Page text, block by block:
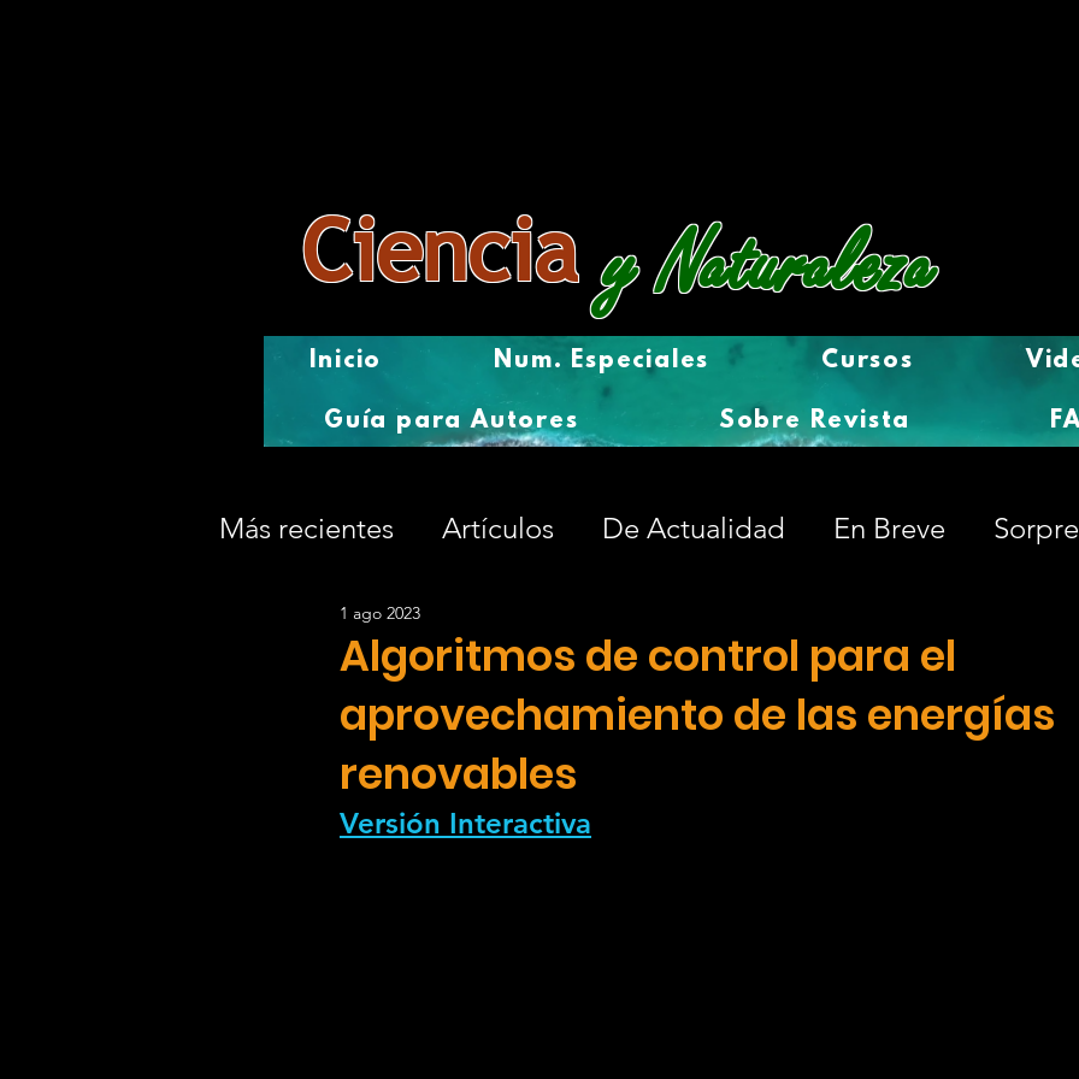
Cienciay Naturaleza
Inicio Num. Especiales Cursos
Guía para Autores Sobre Revista
Más recientes Artículos De Actualidad En Breve
Trayectoria
Algoritmos de control para el
aprovechamiento de las energías
renovables
1 ago 2023
Versión Interactiva